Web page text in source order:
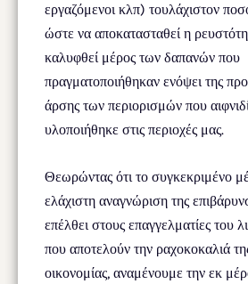
εργαζόμενοι κλπ) τουλάχιστον
ώστε να αποκατασταθεί η
καλυφθεί μέρος των δαπανών που
πραγματοποιήθηκαν ενόψει της
άρσης των περιορισμών που
υλοποιήθηκε στις περιοχές μας.
Θεωρώντας ότι το συγκεκριμένο
ελάχιστη αναγνώριση της
επέλθει στους επαγγελματίες του
που αποτελούν την ραχοκοκαλιά
οικονομίας, αναμένουμε την εκ